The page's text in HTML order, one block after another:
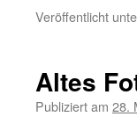
Veröffentlicht
Altes
Publiziert am 28.